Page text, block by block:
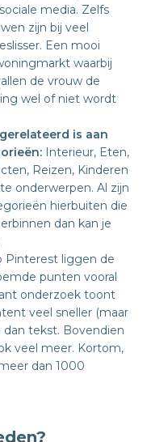
media. Zelfs
zijn bij veel
Een mooi
waarbij
de vrouw de
wel of niet wordt
is aan
Interieur, Eten,
Reizen, Kinderen
onderwerpen. Al zijn
hierbuiten die
dan kan je
Pinterest liggen de
punten vooral
onderzoek toont
veel sneller (maar
tekst. Bovendien
veel meer. Kortom,
dan 1000